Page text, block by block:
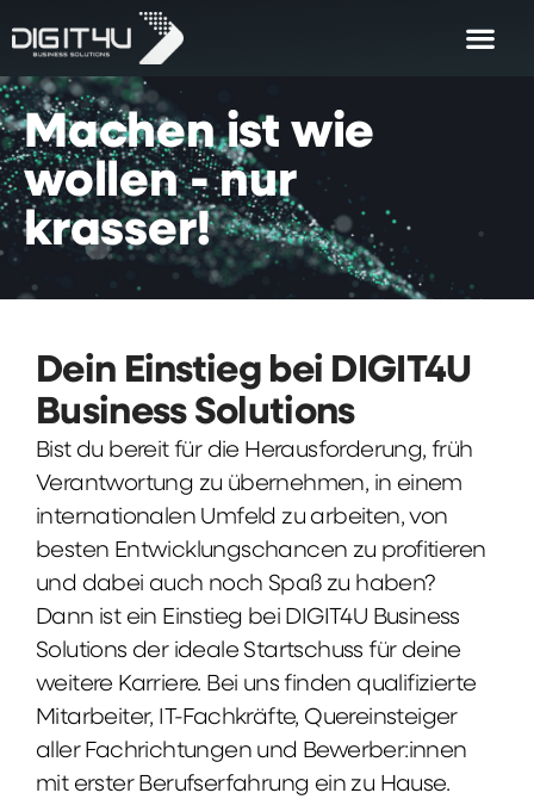
Machen ist wie
wollen - nur
krasser!
Dein Einstieg bei DIGIT4U
Business Solutions
Bist du bereit für die Herausforderung, früh
Verantwortung zu übernehmen, in einem
internationalen Umfeld zu arbeiten, von
besten Entwicklungschancen zu profitieren
und dabei auch noch Spaß zu haben?
Dann ist ein Einstieg bei DIGIT4U Business
Solutions der ideale Startschuss für deine
weitere Karriere. Bei uns finden qualifizierte
Mitarbeiter, IT-Fachkräfte, Quereinsteiger
aller Fachrichtungen und Bewerber:innen
mit erster Berufserfahrung ein zu Hause.